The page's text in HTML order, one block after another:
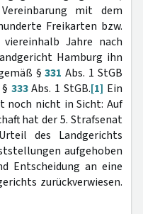
mit dem
Freikarten bzw.
Jahre nach
Hamburg ihn
§331 Abs. 1 StGB
333Abs. 1 StGB.[1] Ein
noch nicht in Sicht: Auf
hat der 5. Strafsenat
des Landgerichts
aufgehoben
Entscheidung an eine
zurückverwiesen.